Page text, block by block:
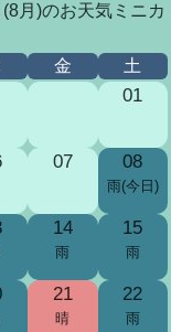
月)のお天気ミニカ
金 土
01
07 08
雨(今日)
14
雨
15
雨
21
晴
22
雨